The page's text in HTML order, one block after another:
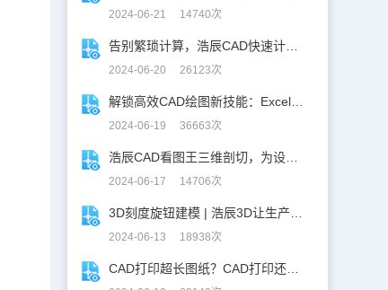
2024-06-21 14740次
2024-06-20 26123次
2024-06-19 36663次
2024-06-17 14706次
2024-06-13 18938次